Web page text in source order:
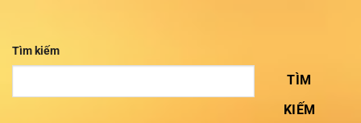
Tìm kiếm
TÌM
KIẾM